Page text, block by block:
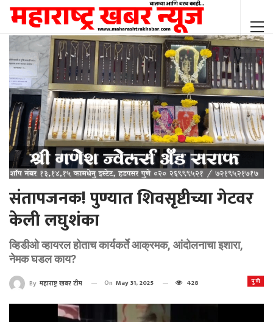
संतापजनक! पुण्यात शिवसृष्टीच्या गेटवर
केली लघुशंका
व्हिडीओ व्हायरल होताच कार्यकर्ते आक्रमक, आंदोलनाचा इशारा,
नेमक घडल काय?
पुणे
By महाराष्ट्र खबर टीम On May 31, 2025 428